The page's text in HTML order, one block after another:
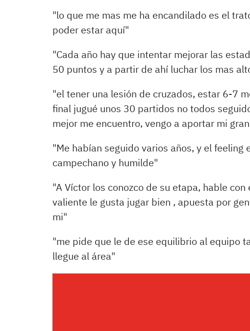
"lo que me mas me ha encandilado es el
poder estar aquí"
"Cada año hay que intentar mejorar las
50 puntos y a partir de ahí luchar los mas
"el tener una lesión de cruzados, estar 6-7
final jugué unos 30 partidos no todos
mejor me encuentro, vengo a aportar mi
"Me habían seguido varios años, y el feeling
campechano y humilde"
"A Víctor los conozco de su etapa, hable
valiente le gusta jugar bien , apuesta por
mi"
"me pide que le de ese equilibrio al equipo
llegue al área"